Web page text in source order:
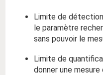
Limite de
le paramètre
sans pouvoir le
Limite de
donner une